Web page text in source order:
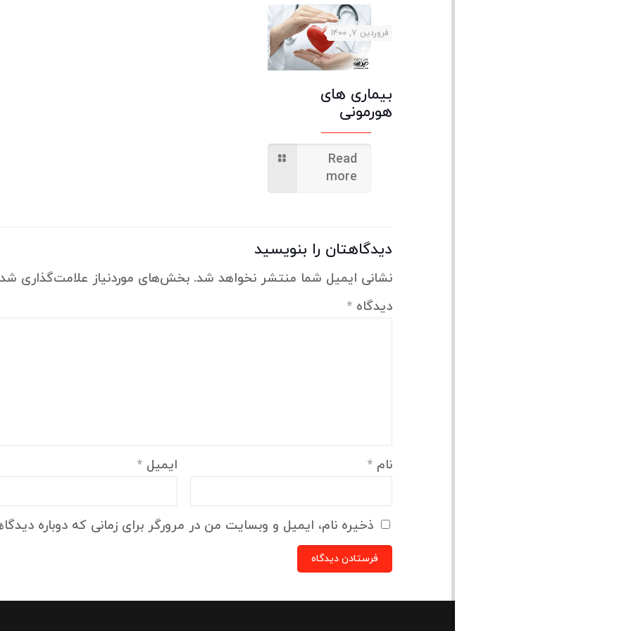
فروردین ۷, ۱۴۰۰
بیماری های
هورمونی
Read
more
دیدگاهتان را بنویسید
نشانی ایمیل شما منتشر نخواهد شد. بخش‌های موردنیاز علامت‌گذاری
دیدگاه *
نام * ایمیل*
ذخیره نام، ایمیل و وبسایت من در مرورگر برای زمانی که دوباره